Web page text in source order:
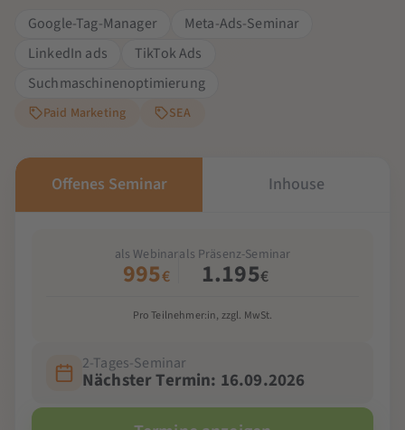
Google-Tag-Manager
Meta-Ads-Seminar
LinkedIn ads
TikTok Ads
Suchmaschinenoptimierung
Paid Marketing SEA
Offenes Seminar Inhouse
als Webinar
995€
als Präsenz-Seminar
1.195€
Pro Teilnehmer:in, zzgl. MwSt.
2-Tages-Seminar
Nächster Termin: 16.09.2026